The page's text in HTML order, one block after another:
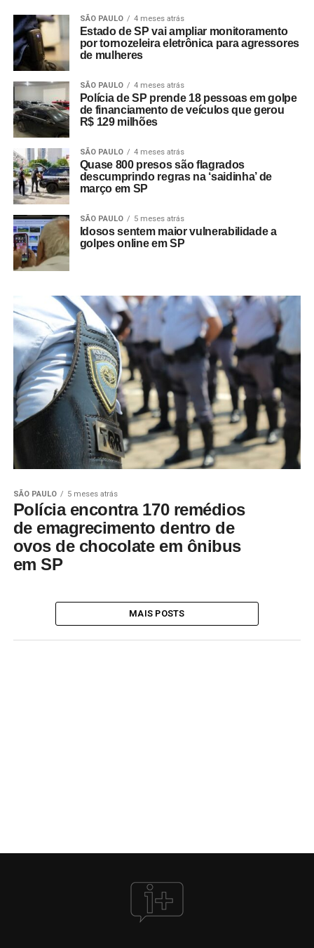
SÃO PAULO 4 meses atrás
Estado de SP vai ampliar monitoramento
por tornozeleira eletrônica para agressores
de mulheres
SÃO PAULO 4 meses atrás
Polícia de SP prende 18 pessoas em golpe
de financiamento de veículos que gerou
R$ 129 milhões
SÃO PAULO 4 meses atrás
Quase 800 presos são flagrados
descumprindo regras na ‘saidinha’ de
março em SP
SÃO PAULO 5 meses atrás
Idosos sentem maior vulnerabilidade a
golpes online em SP
SÃO PAULO 5 meses atrás
Polícia encontra 170 remédios
de emagrecimento dentro de
ovos de chocolate em ônibus
em SP
MAIS POSTS